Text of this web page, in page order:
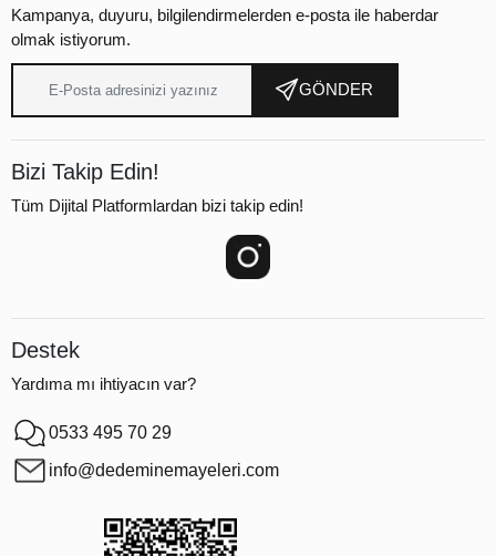
Kampanya, duyuru, bilgilendirmelerden e-posta ile haberdar
olmak istiyorum.
GÖNDER
Bizi Takip Edin!
Tüm Dijital Platformlardan bizi takip edin!
Destek
Yardıma mı ihtiyacın var?
0533 495 70 29
info@dedeminemayeleri.com